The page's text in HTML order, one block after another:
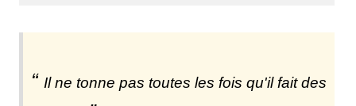
Il ne tonne pas toutes les fois qu'il fait des